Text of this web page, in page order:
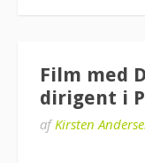
Film med
dirigent i
afKirsten